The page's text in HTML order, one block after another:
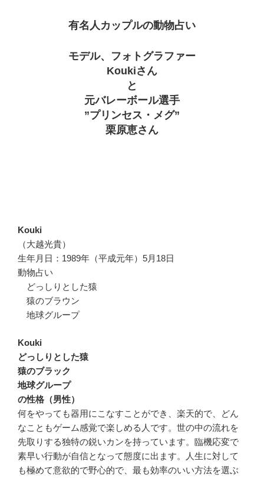
有名人カップルの動物占い
モデル、フォトグラファー
Koukiさん
と
元バレーボール選手
”プリンセス・メグ”
栗原恵さん
Kouki
（大越光貴）
生年月日：1989年（平成元年）5月18日
動物占い
どっしりとした猿
猿のブラウン
地球グループ
Kouki
どっしりとした猿
猿のブラック
地球グループ
の性格（男性）
何をやっても器用にこなすことができ、楽天的で、どん
なこともゲーム感覚で楽しめる人です。世の中の流れを
先取りする独特の鋭いカンを持っています。臨機応変で
素早い行動が自信となって態度に出ます。人生に対して
も極めて意欲的で野心的で、最も効率のいい方法を選ぶ